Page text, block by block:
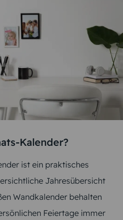
Kalender?
ist ein praktisches
Jahresübersicht
Wandkalender behalten
Feiertage immer